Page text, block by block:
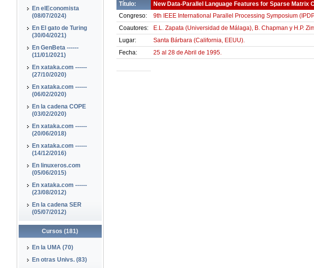
En elEconomista
(08/07/2024)
En El gato de Turing
(30/04/2021)
En GenBeta ------
(11/01/2021)
En xataka.com ------
(27/10/2020)
En xataka.com ------
(06/02/2020)
En la cadena COPE
(03/02/2020)
En xataka.com ------
(20/06/2018)
En xataka.com ------
(14/12/2016)
En linuxeros.com
(05/06/2015)
En xataka.com ------
(23/08/2012)
En la cadena SER
(05/07/2012)
Cursos (181)
En la UMA (70)
En otras Univs. (83)
Título:
New Data-Parallel Language Features for Sparse Matrix
Congreso:
9th IEEE International Parallel Processing Symposium
Coautores:
E.L. Zapata (Universidad de Málaga), B. Chapman y H.P.
Lugar:
Santa Bárbara (California, EEUU).
Fecha:
25 al 28 de Abril de 1995.